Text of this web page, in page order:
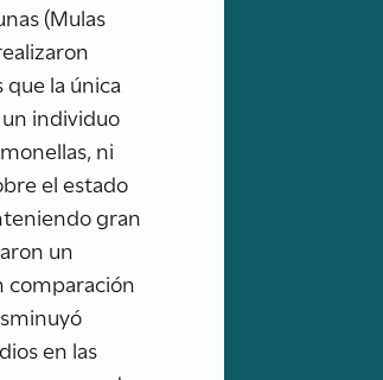
(Mulas
la única
individuo
ni
el estado
gran
un
comparación
en las